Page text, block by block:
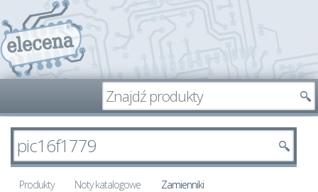
Produkty Noty katalogowe Zamienniki